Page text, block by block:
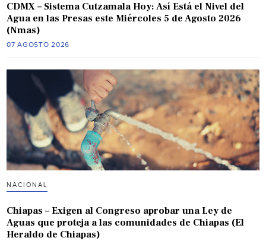
CDMX – Sistema Cutzamala Hoy: Así Está el Nivel del
Agua en las Presas este Miércoles 5 de Agosto 2026
(Nmas)
07 AGOSTO 2026
NACIONAL
Chiapas – Exigen al Congreso aprobar una Ley de
Aguas que proteja a las comunidades de Chiapas (El
Heraldo de Chiapas)